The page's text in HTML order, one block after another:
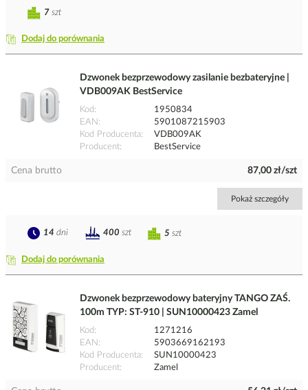
Dodaj do porównania
7 szt
Dzwonek bezprzewodowy zasilanie bezbateryjne |
VDB009AK BestService
Kod
1950834
EAN
5901087215903
Kod Producenta
VDB009AK
Producent
BestService
Cena brutto 87,00 zł/szt
Pokaż szczegóły
Dodaj do porównania
5 szt
14 dni 400 szt
Dzwonek bezprzewodowy bateryjny TANGO ZAŚ.
100m TYP: ST-910 | SUN10000423 Zamel
Kod
1271216
EAN
5903669162193
Kod Producenta
SUN10000423
Producent
Zamel